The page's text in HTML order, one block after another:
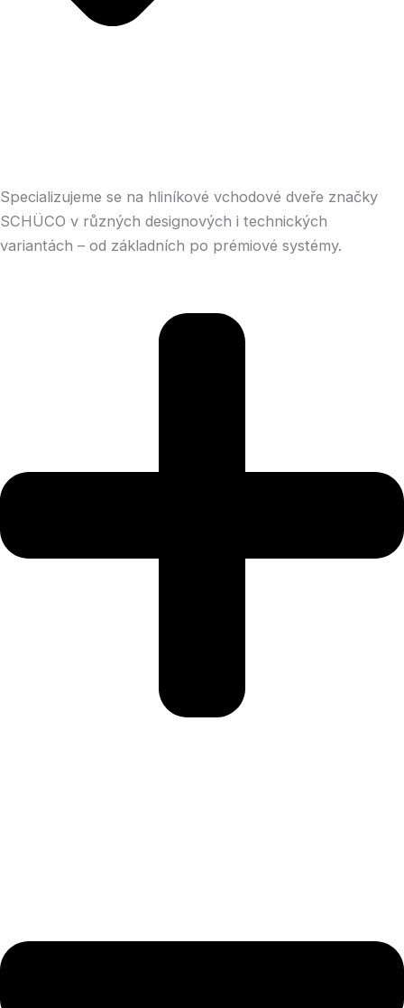
Specializujeme se na hliníkové vchodové dveře značky
SCHÜCO v různých designových i technických
variantách – od základních po prémiové systémy.